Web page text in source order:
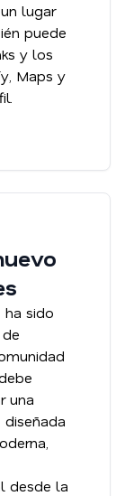
lugar
puede
y los
Maps y
ha sido
una
desde la